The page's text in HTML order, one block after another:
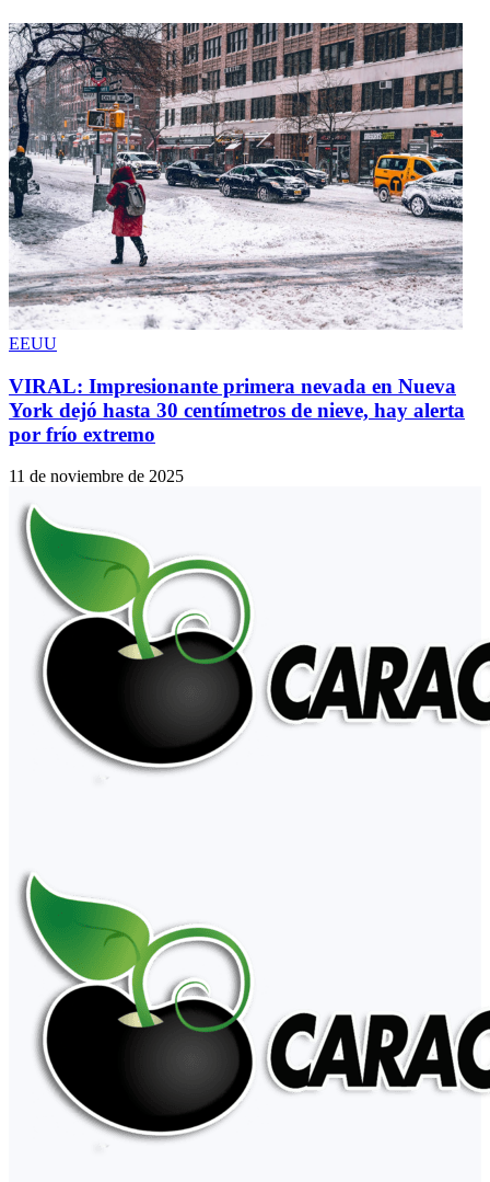
EEUU
VIRAL: Impresionante primera nevada en Nueva
York dejó hasta 30 centímetros de nieve, hay alerta
por frío extremo
11 de noviembre de 2025